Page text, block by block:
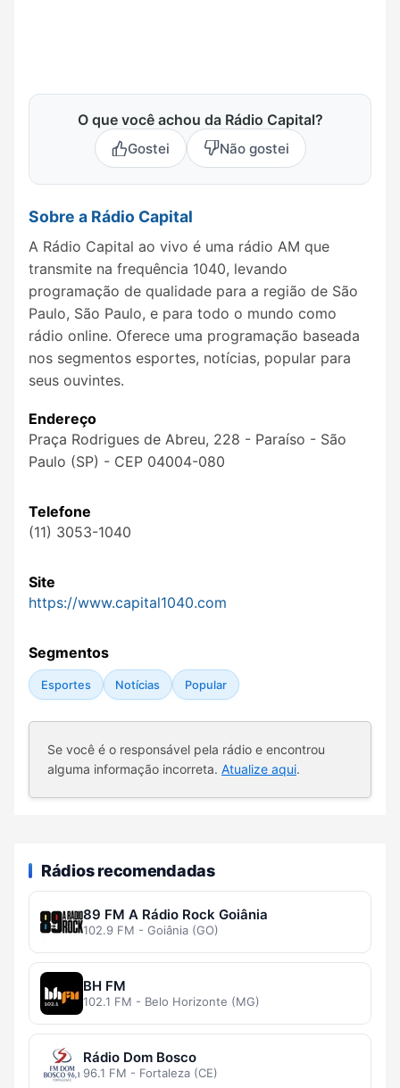
O que você achou da Rádio Capital?
Gostei Não gostei
Sobre a Rádio Capital
A Rádio Capital ao vivo é uma rádio AM que
transmite na frequência 1040, levando
programação de qualidade para a região de São
Paulo, São Paulo, e para todo o mundo como
rádio online. Oferece uma programação baseada
nos segmentos esportes, notícias, popular para
seus ouvintes.
Endereço
Praça Rodrigues de Abreu, 228 - Paraíso - São
Paulo (SP) - CEP 04004-080
Telefone
(11) 3053-1040
Site
https://www.capital1040.com
Segmentos
Esportes Notícias Popular
Se você é o responsável pela rádio e encontrou
alguma informação incorreta. Atualize aqui.
Rádios recomendadas
89 FM A Rádio Rock Goiânia
102.9 FM - Goiânia (GO)
BH FM
102.1 FM - Belo Horizonte (MG)
Rádio Dom Bosco
96.1 FM - Fortaleza (CE)